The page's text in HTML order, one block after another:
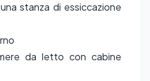
stanza di essiccazione
da letto con cabine